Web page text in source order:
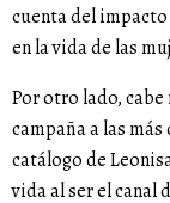
cuenta del
en la vida de las
Por otro lado,
campaña a las
catálogo de
vida al ser el canal